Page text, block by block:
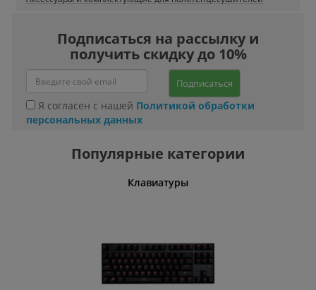
Подписаться на рассылку и
получить скидку до 10%
Подписаться
Я согласен с нашей Политикой обработки
персональных данных
Популярные категории
Клавиатуры